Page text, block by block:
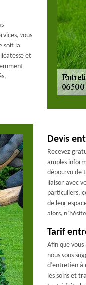
vous
soit la
et
Devis
Recevez
amples
dépourvu de
liaison avec
particuliers,
de leur
alors,
Tarif
Afin que
nous vous
d’entretien à
les soins et